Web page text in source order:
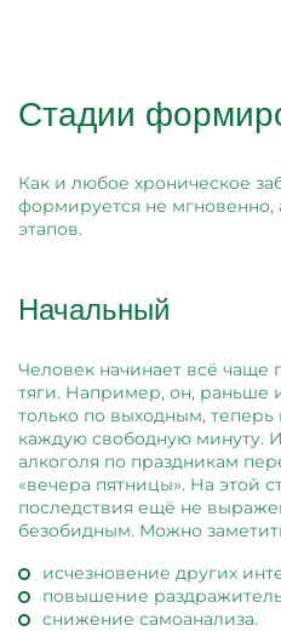
Стадии
Как и любое хроническое
формируется не мгновенно,
этапов.
Начальный
Человек начинает всё чаще
тяги. Например, он,
только по выходным,
каждую свободную минуту.
алкоголя по праздникам
«вечера пятницы». На этой
последствия ещё не
безобидным. Можно
исчезновение других
повышение
снижение самоанализа.